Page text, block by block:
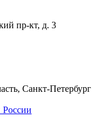
пр-кт, д. 3
Санкт-Петербург